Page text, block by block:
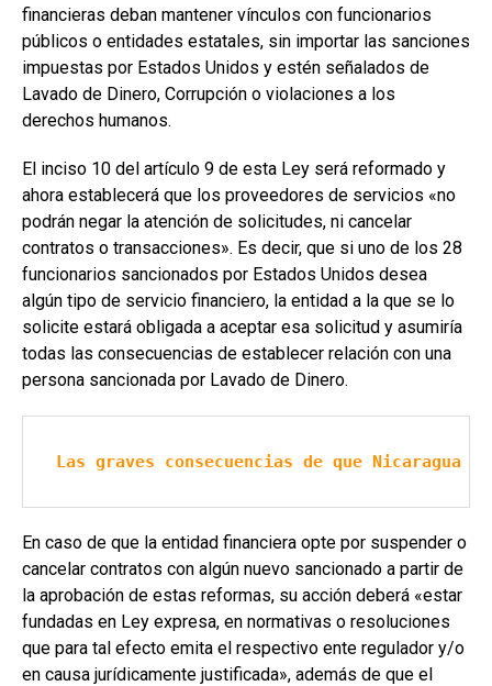
financieras deban mantener vínculos con funcionarios
públicos o entidades estatales, sin importar las sanciones
impuestas por Estados Unidos y estén señalados de
Lavado de Dinero, Corrupción o violaciones a los
derechos humanos.
El inciso 10 del artículo 9 de esta Ley será reformado y
ahora establecerá que los proveedores de servicios «no
podrán negar la atención de solicitudes, ni cancelar
contratos o transacciones». Es decir, que si uno de los 28
funcionarios sancionados por Estados Unidos desea
algún tipo de servicio financiero, la entidad a la que se lo
solicite estará obligada a aceptar esa solicitud y asumiría
todas las consecuencias de establecer relación con una
persona sancionada por Lavado de Dinero.
Las graves consecuencias de que
En caso de que la entidad financiera opte por suspender o
cancelar contratos con algún nuevo sancionado a partir de
la aprobación de estas reformas, su acción deberá «estar
fundadas en Ley expresa, en normativas o resoluciones
que para tal efecto emita el respectivo ente regulador y/o
en causa jurídicamente justificada», además de que el